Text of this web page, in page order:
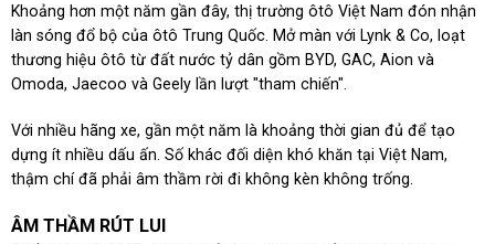
Khoảng hơn một năm gần đây, thị trường ôtô Việt Nam đón nhận
làn sóng đổ bộ của ôtô Trung Quốc. Mở màn với Lynk & Co, loạt
thương hiệu ôtô từ đất nước tỷ dân gồm BYD, GAC, Aion và
Omoda, Jaecoo và Geely lần lượt "tham chiến".
Với nhiều hãng xe, gần một năm là khoảng thời gian đủ để tạo
dựng ít nhiều dấu ấn. Số khác đối diện khó khăn tại Việt Nam,
thậm chí đã phải âm thầm rời đi không kèn không trống.
ÂM THẦM RÚT LUI